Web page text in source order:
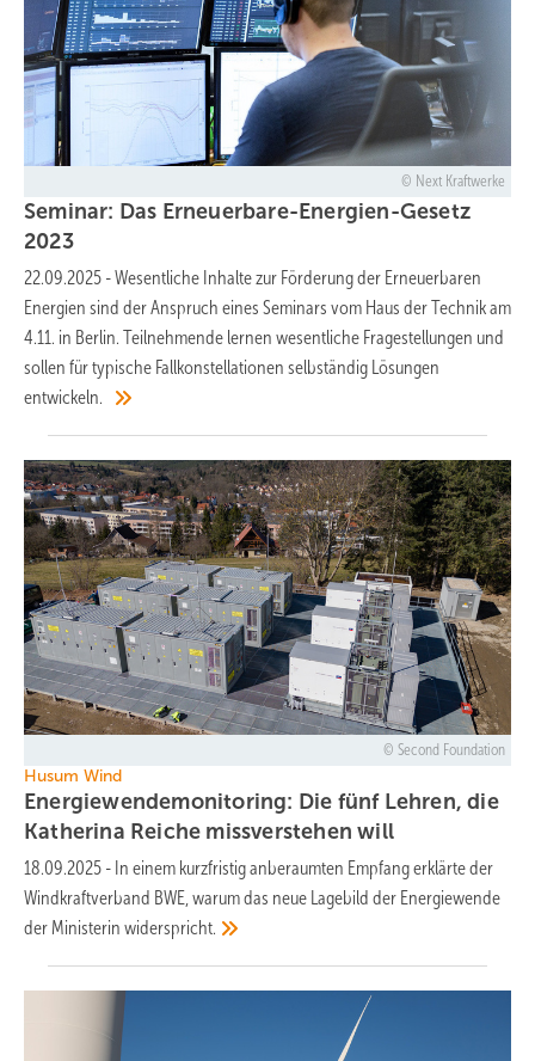
Next Kraftwerke
Seminar: Das Erneuerbare-Energien-Gesetz
2023
22.09.2025 -Wesentliche Inhalte zur Förderung der Erneuerbaren
Energien sind der Anspruch eines Seminars vom Haus der Technik am
4.11. in Berlin. Teilnehmende lernen wesentliche Fragestellungen und
sollen für typische Fallkonstellationen selbständig Lösungen
entwickeln.
Second Foundation
Husum Wind
Energiewendemonitoring: Die fünf Lehren, die
Katherina Reiche missverstehenwill
18.09.2025 - In einem kurzfristig anberaumten Empfang erklärte der
Windkraftverband BWE, warum das neue Lagebild der Energiewende
der Ministerin widerspricht.